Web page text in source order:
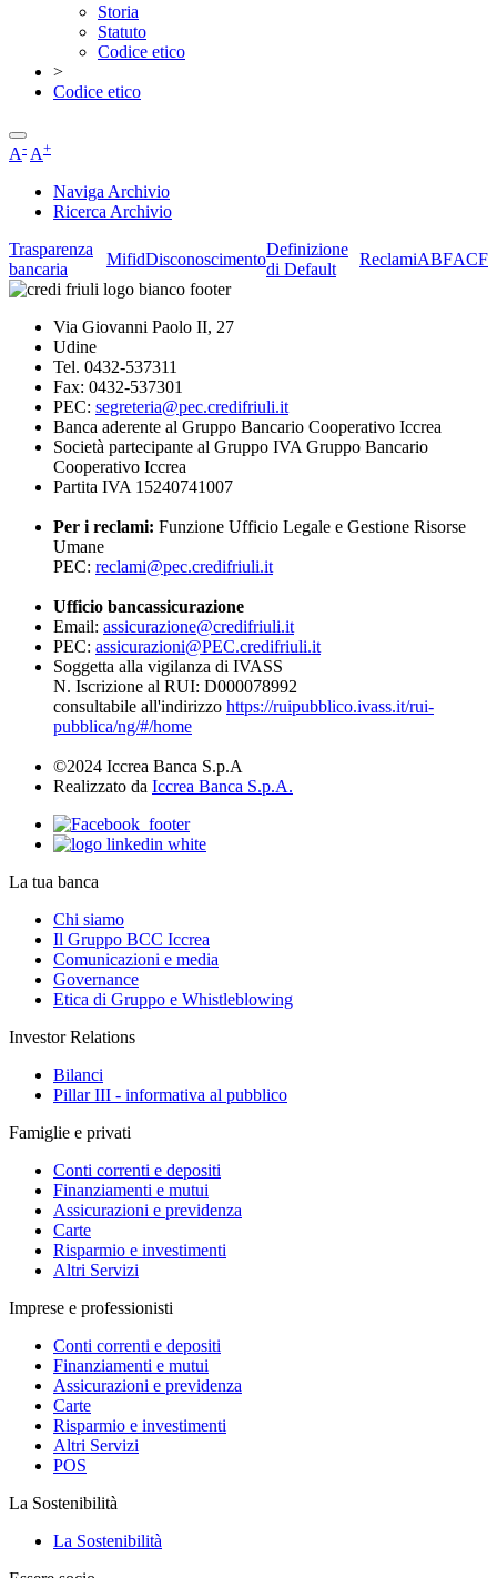
Storia
Statuto
Codice etico
>
Codice etico
A- A+
Naviga Archivio
Ricerca Archivio
Trasparenza
bancaria
MifidDisconoscimento
Definizione
di Default
ReclamiABFACF
Via Giovanni Paolo II, 27
Udine
Tel. 0432-537311
Fax: 0432-537301
PEC: segreteria@pec.credifriuli.it
Banca aderente al Gruppo Bancario Cooperativo Iccrea
Società partecipante al Gruppo IVA Gruppo Bancario
Cooperativo Iccrea
Partita IVA 15240741007
Per i reclami: Funzione Ufficio Legale e Gestione Risorse
Umane
PEC: reclami@pec.credifriuli.it
Ufficio bancassicurazione
Email: assicurazione@credifriuli.it
PEC: assicurazioni@PEC.credifriuli.it
Soggetta alla vigilanza di IVASS
N. Iscrizione al RUI: D000078992
consultabile all'indirizzo https://ruipubblico.ivass.it/rui-
pubblica/ng/#/home
©2024 Iccrea Banca S.p.A
Realizzato da Iccrea Banca S.p.A.
La tua banca
Chi siamo
Il Gruppo BCC Iccrea
Comunicazioni e media
Governance
Etica di Gruppo e Whistleblowing
Investor Relations
Bilanci
Pillar III - informativa al pubblico
Famiglie e privati
Conti correnti e depositi
Finanziamenti e mutui
Assicurazioni e previdenza
Carte
Risparmio e investimenti
Altri Servizi
Imprese e professionisti
Conti correnti e depositi
Finanziamenti e mutui
Assicurazioni e previdenza
Carte
Risparmio e investimenti
Altri Servizi
POS
La Sostenibilità
La Sostenibilità